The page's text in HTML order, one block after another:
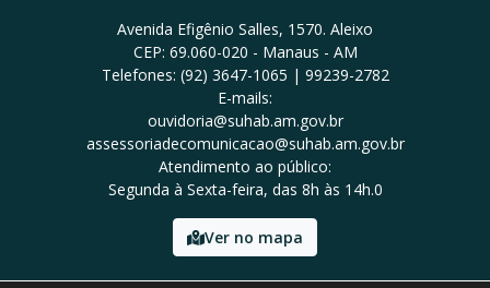
Avenida Efigênio Salles, 1570. Aleixo
CEP: 69.060-020 - Manaus - AM
Telefones: (92) 3647-1065 | 99239-2782
E-mails:
ouvidoria@suhab.am.gov.br
assessoriadecomunicacao@suhab.am.gov.br
Atendimento ao público:
Segunda à Sexta-feira, das 8h às 14h.0
Ver no mapa